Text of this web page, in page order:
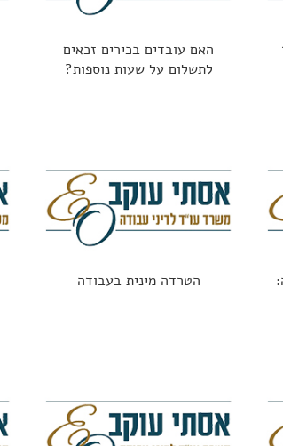
האם עובדים בכירים זכאים
לתשלום על שעות נוספות?
הטרדה מינית בעבודה